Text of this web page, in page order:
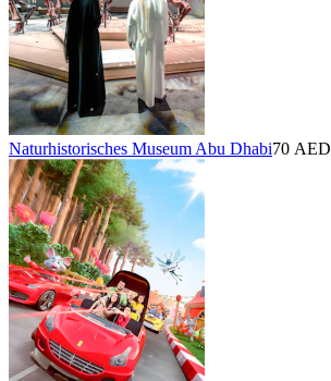
Naturhistorisches Museum Abu Dhabi70 AED